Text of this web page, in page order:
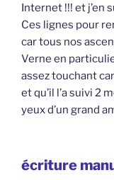
Internet !!! et j’en
Ces lignes pour
car tous nos
Verne en
assez touchant
et qu’il l’a suivi 2
yeux d’un grand
écriture